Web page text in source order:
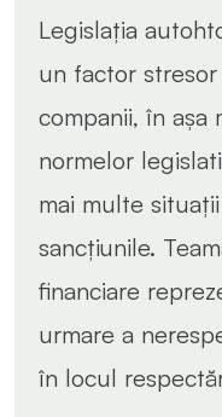
Legislația
un factor
companii, în așa
normelor
mai multe
sancțiunile.
financiare
urmare a
în locul